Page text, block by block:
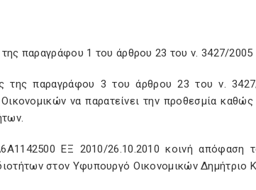
της παραγράφου 1 του άρθρου 23 του ν. 3427/
της παραγράφου 3 του άρθρου 23 του ν.
Οικονομικών να παρατείνει την προθεσμία
ΕΞ 2010/26.10.2010 κοινή απόφαση
στον Υφυπουργό Οικονομικών Δημήτριο